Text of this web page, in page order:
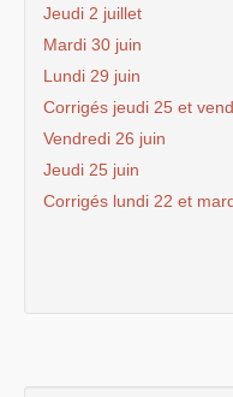
Jeudi 2 juillet
Mardi 30 juin
Lundi 29 juin
Corrigés jeudi 25 et
Vendredi 26 juin
Jeudi 25 juin
Corrigés lundi 22 et